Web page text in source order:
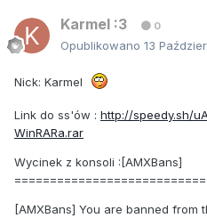
Karmel :3 0
Opublikowano 13
Nick: Karmel
Link do ss'ów : http://speedy.sh/
WinRARa.rar
Wycinek z konsoli :[AMXBans]
[AMXBans] You are banned from